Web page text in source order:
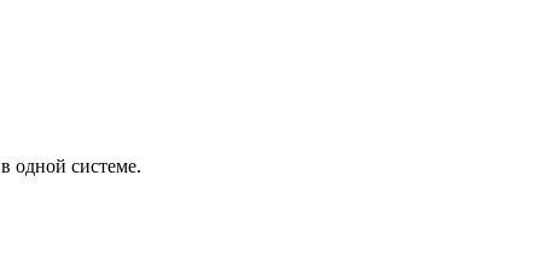
одной системе.